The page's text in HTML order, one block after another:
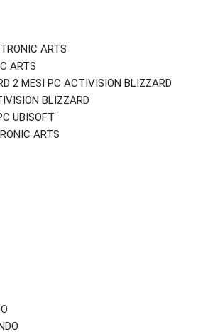
ARTS
ARTS
2 MESI PC ACTIVISION BLIZZARD
BLIZZARD
UBISOFT
ARTS